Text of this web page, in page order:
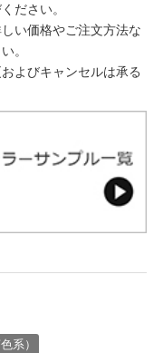
ださい。
い価格やご注文方法な
。
よびキャンセルは承る
系）